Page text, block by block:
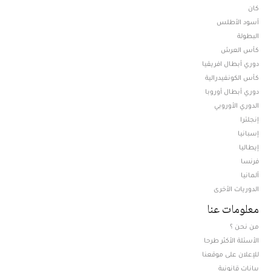
كان
أسود الأطلس
البطولة
كأس العرش
دوري أبطال افريقيا
كأس الكونفيدرالية
دوري أبطال أوروبا
الدوري الأوروبي
إنجلترا
إسبانيا
إيطاليا
فرنسا
ألمانيا
الدوريات الأخرى
معلومات عنا
من نحن ؟
الأسئلة الأكثر طرحا
للإعلان على موقعنا
بيانات قانونية